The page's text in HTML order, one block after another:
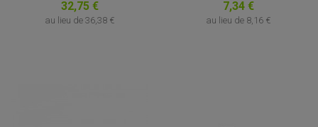
32,75 €
au lieu de 36,38 €
7,34 €
au lieu de 8,16 €